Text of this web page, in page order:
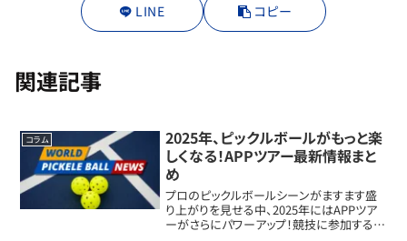
LINE コピー
関連記事
コラム
2025年、ピックルボールがもっと楽
しくなる！APPツアー最新情報まと
め
プロのピックルボールシーンがますます盛
り上がりを見せる中、2025年にはAPPツア
ーがさらにパワーアップ！競技に参加するチ